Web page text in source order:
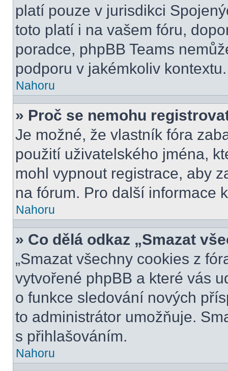
platí pouze v jurisdikci
toto platí i na vašem fóru,
poradce, phpBB Teams
podporu v jakémkoliv kontextu.
Nahoru
» Proč se nemohu
Je možné, že vlastník fóra
použití uživatelského jména,
mohl vypnout registrace, aby
na fórum. Pro další informace
Nahoru
» Co dělá odkaz „Smazat
„Smazat všechny cookies z
vytvořené phpBB a které vás
o funkce sledování nových
to administrátor umožňuje.
s přihlašováním.
Nahoru